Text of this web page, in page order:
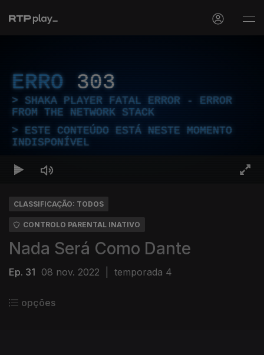
ERRO 303
SHAKA PLAYER FATAL ERROR - ERROR
FROM THE NETWORK STACK
ESTE CONTEÚDO ESTÁ NESTE MOMENTO
INDISPONÍVEL
CLASSIFICAÇÃO: TODOS
CONTROLO PARENTAL INATIVO
Nada Será Como Dante
Ep. 31 08 nov. 2022 temporada 4
opções